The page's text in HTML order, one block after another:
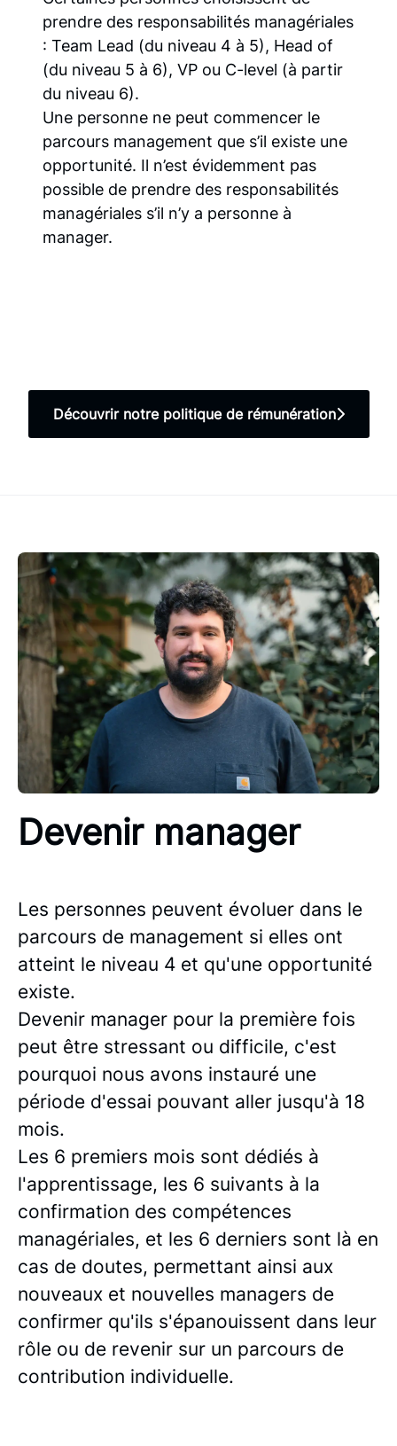
prendre des responsabilités managériales
: Team Lead (du niveau 4 à 5), Head of
(du niveau 5 à 6), VP ou C-level (à partir
du niveau 6).
Une personne ne peut commencer le
parcours management que s’il existe une
opportunité. Il n’est évidemment pas
possible de prendre des responsabilités
managériales s’il n’y a personne à
manager.
Découvrir notre politique de rémunération
Devenir manager
Les personnes peuvent évoluer dans le
parcours de management si elles ont
atteint le niveau 4 et qu'une opportunité
existe.
Devenir manager pour la première fois
peut être stressant ou difficile, c'est
pourquoi nous avons instauré une
période d'essai pouvant aller jusqu'à 18
mois.
Les 6 premiers mois sont dédiés à
l'apprentissage, les 6 suivants à la
confirmation des compétences
managériales, et les 6 derniers sont là en
cas de doutes, permettant ainsi aux
nouveaux et nouvelles managers de
confirmer qu'ils s'épanouissent dans leur
rôle ou de revenir sur un parcours de
contribution individuelle.